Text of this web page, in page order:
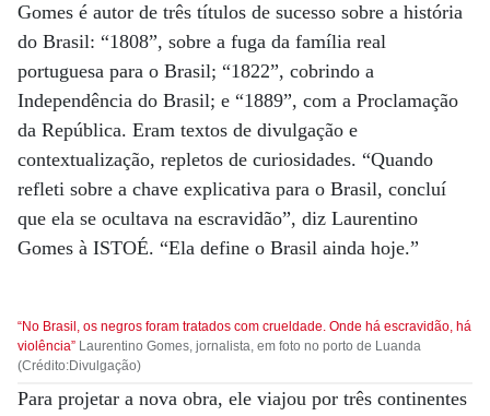
Gomes é autor de três títulos de sucesso sobre a história
do Brasil: “1808”, sobre a fuga da família real
portuguesa para o Brasil; “1822”, cobrindo a
Independência do Brasil; e “1889”, com a Proclamação
da República. Eram textos de divulgação e
contextualização, repletos de curiosidades. “Quando
refleti sobre a chave explicativa para o Brasil, concluí
que ela se ocultava na escravidão”, diz Laurentino
Gomes à ISTOÉ. “Ela define o Brasil ainda hoje.”
“No Brasil, os negros foram tratados com crueldade. Onde há escravidão, há
violência” Laurentino Gomes, jornalista, em foto no porto de Luanda
(Crédito:Divulgação)
Para projetar a nova obra, ele viajou por três continentes